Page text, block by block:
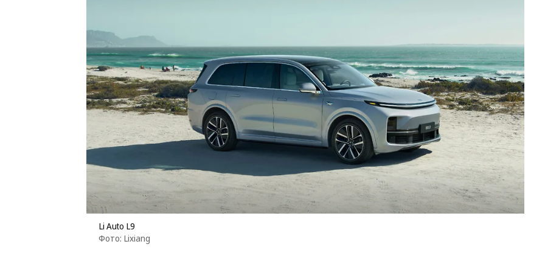
Li Auto L9
Фото: Lixiang